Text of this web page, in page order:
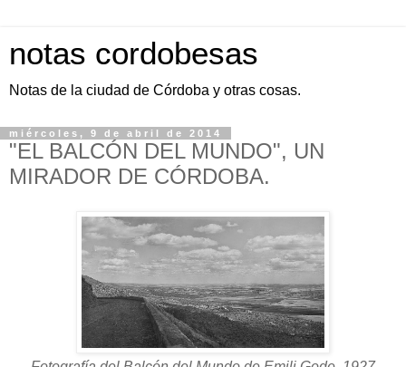
notas cordobesas
Notas de la ciudad de Córdoba y otras cosas.
miércoles, 9 de abril de 2014
"EL BALCÓN DEL MUNDO", UN
MIRADOR DE CÓRDOBA.